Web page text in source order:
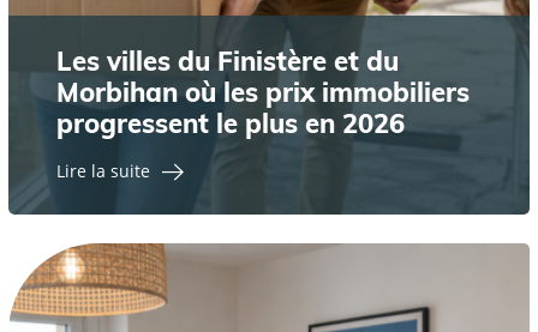
Les villes du Finistère et du
Morbihan où les prix immobiliers
progressent le plus en 2026
Lire la suite